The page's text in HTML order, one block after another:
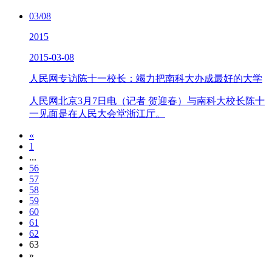
03/08
2015
2015-03-08
人民网专访陈十一校长：竭力把南科大办成最好的大学
人民网北京3月7日电（记者 贺迎春）与南科大校长陈十
一见面是在人民大会堂浙江厅。
«
1
...
56
57
58
59
60
61
62
63
»